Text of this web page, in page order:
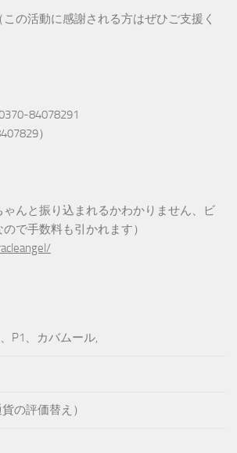
の活動に感謝される方はぜひご支援く
84078291
）
んと振り込まれるかわかりません、ビ
で手数料も引かれます）
P1、カバムール,
の評価替え）